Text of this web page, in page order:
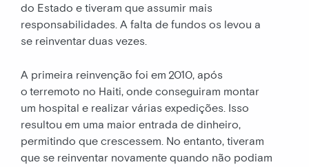
do Estado e tiveram que assumir mais
responsabilidades. A falta de fundos os levou a
se reinventar duas vezes.
A primeira reinvenção foi em 2010, após
o terremoto no Haiti, onde conseguiram montar
um hospital e realizar várias expedições. Isso
resultou em uma maior entrada de dinheiro,
permitindo que crescessem. No entanto, tiveram
que se reinventar novamente quando não podiam